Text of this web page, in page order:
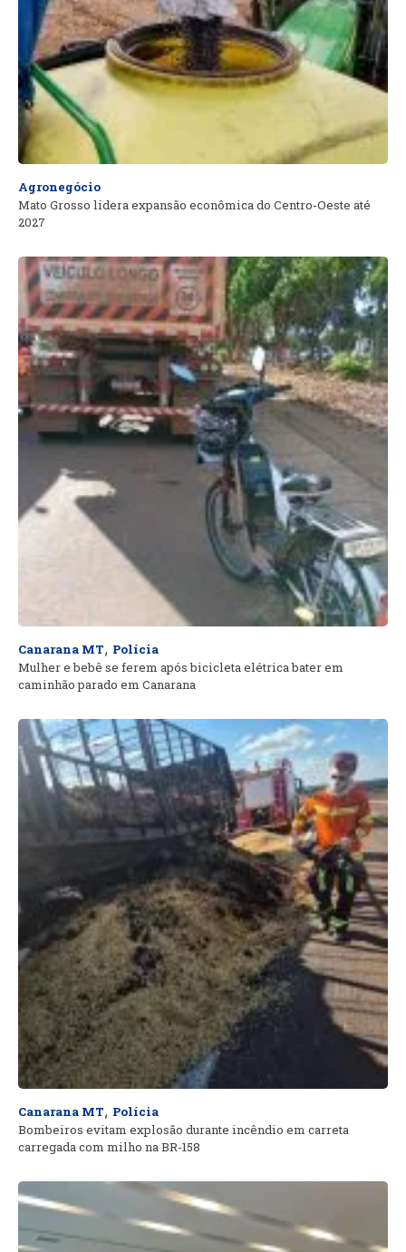
Agronegócio
Mato Grosso lidera expansão econômica do Centro-Oeste até
2027
Canarana MT, Polícia
Mulher e bebê se ferem após bicicleta elétrica bater em
caminhão parado em Canarana
Canarana MT, Polícia
Bombeiros evitam explosão durante incêndio em carreta
carregada com milho na BR-158